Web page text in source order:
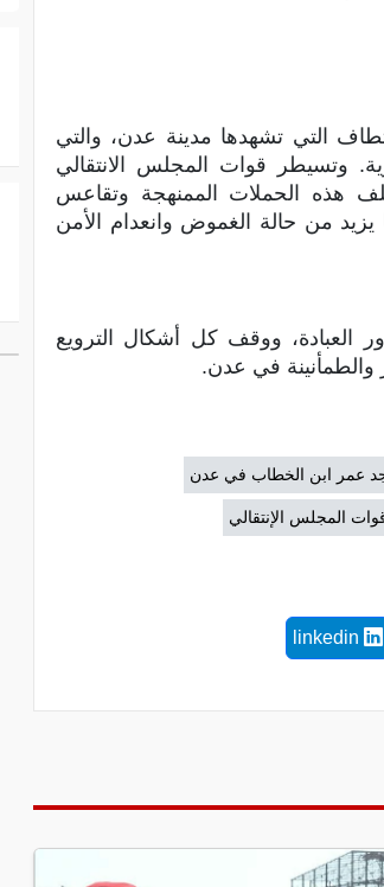
التي تشهدها مدينة عدن، والتي
وتسيطر قوات المجلس الانتقالي
هذه الحملات الممنهجة وتقاعس
يزيد من حالة الغموض وانعدام الأمن
العبادة، ووقف كل أشكال الترويع
والطمأنينة في عدن.
عمر ابن الخطاب في عدن
المجلس الإنتقالي